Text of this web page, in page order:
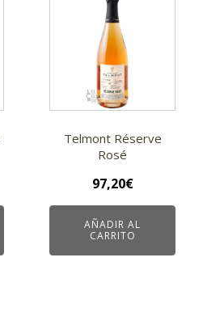
Telmont Réserve
Rosé
97,20€
AÑADIR AL
CARRITO